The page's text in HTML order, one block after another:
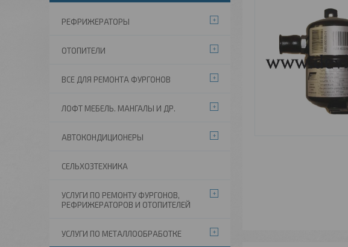
РЕФРИЖЕРАТОРЫ
ОТОПИТЕЛИ
ВСЕ ДЛЯ РЕМОНТА ФУРГОНОВ
ЛОФТ МЕБЕЛЬ. МАНГАЛЫ И ДР.
АВТОКОНДИЦИОНЕРЫ
СЕЛЬХОЗТЕХНИКА
УСЛУГИ ПО РЕМОНТУ ФУРГОНОВ,
РЕФРИЖЕРАТОРОВ И ОТОПИТЕЛЕЙ
УСЛУГИ ПО МЕТАЛЛООБРАБОТКЕ